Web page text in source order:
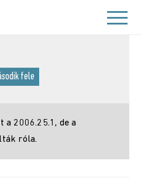
fele
a 2006.25.1, de a
róla.